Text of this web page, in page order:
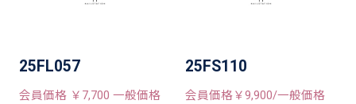
25FL057
会員価格 ￥7,700 一般価格
25FS110
会員価格￥9,900/一般価格